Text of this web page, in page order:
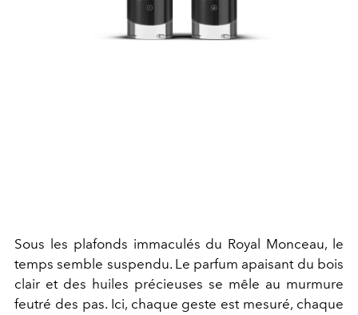
Sous les plafonds immaculés du Royal Monceau, le
temps semble suspendu. Le parfum apaisant du bois
clair et des huiles précieuses se mêle au murmure
feutré des pas. Ici, chaque geste est mesuré, chaque